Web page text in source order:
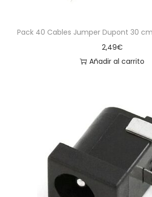
Pack 40 Cables Jumper Dupont 30
2,49€
Añadir al carrito